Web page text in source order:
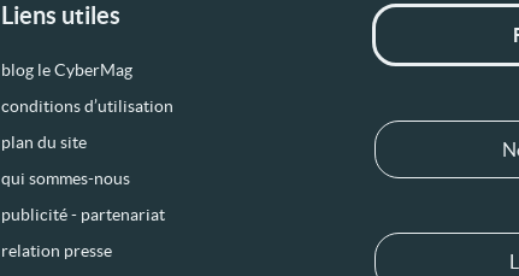
Liens utiles
blog le CyberMag
conditions d’utilisation
plan du site
qui sommes-nous
publicité - partenariat
relation presse